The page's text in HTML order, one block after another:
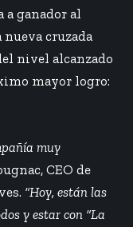
a ganador al
nueva cruzada
nivel alcanzado
mayor logro:
muy
CEO de
“Hoy, están las
y estar con “La